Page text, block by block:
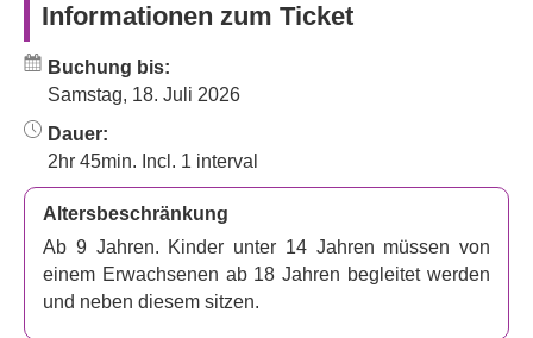
Informationen zum Ticket
Buchung bis:
Samstag, 18. Juli 2026
Dauer:
2hr 45min. Incl. 1 interval
Altersbeschränkung
Ab 9 Jahren. Kinder unter 14 Jahren müssen von
einem Erwachsenen ab 18 Jahren begleitet werden
und neben diesem sitzen.